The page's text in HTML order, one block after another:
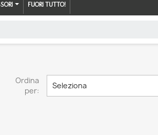
FUORI TUTTO!
Ordina
per:
Seleziona